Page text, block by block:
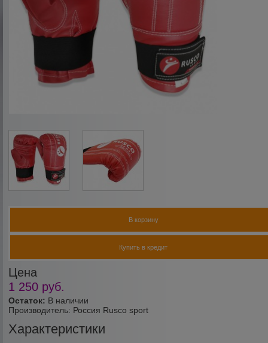
Остаток: В наличии
Производитель: Россия Rusco sport
Характеристики
Цена
1 250 руб.
В корзину
Купить в кредит